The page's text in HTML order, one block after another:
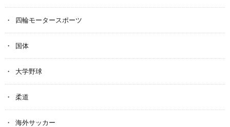
四輪モータースポーツ
国体
大学野球
柔道
海外サッカー